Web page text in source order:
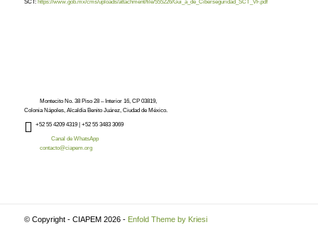
SCT: https://www.gob.mx/cms/uploads/attachment/file/555226/Gui_a_de_Ciberseguridad_SCT_VF.pdf
Montecito No. 38 Piso 28 – Interior 16, CP 03819,
Colonia Nápoles, Alcaldía Benito Juárez, Ciudad de México.
+52 55 4209 4319 | +52 55 3483 3069
Canal de WhatsApp
contacto@ciapem.org
© Copyright - CIAPEM 2026 - Enfold Theme by Kriesi